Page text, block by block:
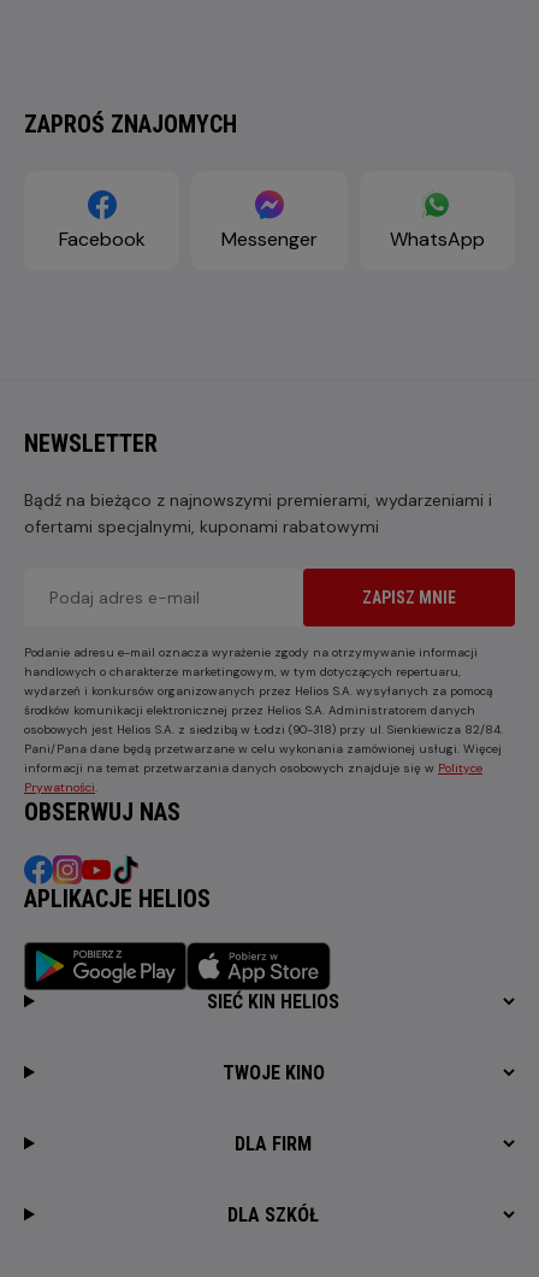
ZAPROŚ ZNAJOMYCH
Facebook Messenger WhatsApp
NEWSLETTER
Bądź na bieżąco z najnowszymi premierami, wydarzeniami i
ofertami specjalnymi, kuponami rabatowymi
ZAPISZ MNIE
Podanie adresu e-mail oznacza wyrażenie zgody na otrzymywanie informacji
handlowych o charakterze marketingowym, w tym dotyczących repertuaru,
wydarzeń i konkursów organizowanych przez Helios S.A. wysyłanych za pomocą
środków komunikacji elektronicznej przez Helios S.A. Administratorem danych
osobowych jest Helios S.A. z siedzibą w Łodzi (90-318) przy ul. Sienkiewicza 82/84.
Pani/Pana dane będą przetwarzane w celu wykonania zamówionej usługi. Więcej
informacji na temat przetwarzania danych osobowych znajduje się w Polityce
Prywatności
OBSERWUJ NAS
APLIKACJE HELIOS
SIEĆ KIN HELIOS
TWOJE KINO
DLA FIRM
DLA SZKÓŁ